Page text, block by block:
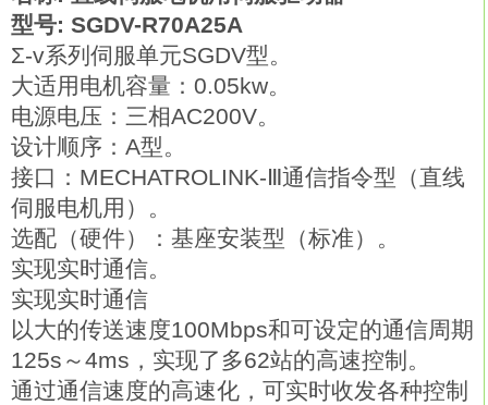
型号: SGDV-R70A25A
Σ-v系列伺服单元SGDV型。
大适用电机容量：0.05kw。
电源电压：三相AC200V。
设计顺序：A型。
接口：MECHATROLINK-Ⅲ通信指令型（直线
伺服电机用）。
选配（硬件）：基座安装型（标准）。
实现实时通信。
实现实时通信
以大的传送速度100Mbps和可设定的通信周期
125s～4ms，实现了多62站的高速控制。
通过通信速度的高速化，可实时收发各种控制